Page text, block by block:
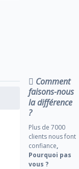
Comment
faisons-nous
la différence
?
Plus de 7000
clients nous font
confiance,
Pourquoi pas
vous ?